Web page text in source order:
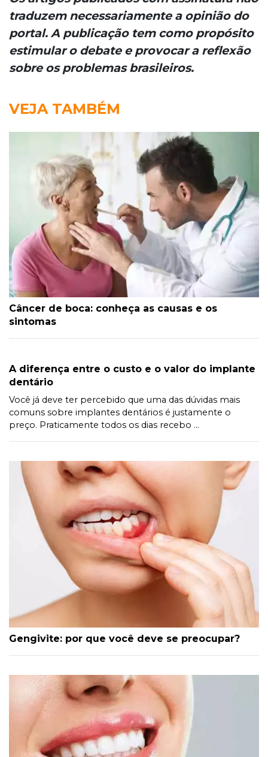
traduzem necessariamente a opinião do
portal. A publicação tem como propósito
estimular o debate e provocar a reflexão
sobre os problemas brasileiros.
VEJA TAMBÉM
Câncer de boca: conheça as causas e os
sintomas
A diferença entre o custo e o valor do implante
dentário
Você já deve ter percebido que uma das dúvidas mais
comuns sobre implantes dentários é justamente o
preço. Praticamente todos os dias recebo ...
Gengivite: por que você deve se preocupar?